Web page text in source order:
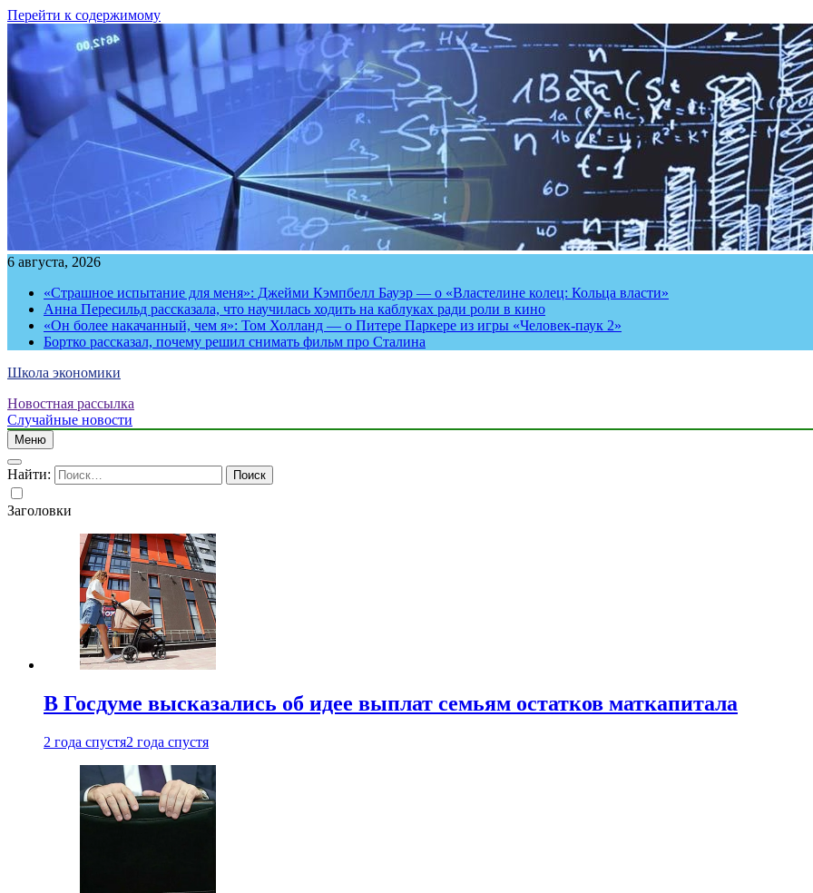
Перейти к содержимому
6 августа, 2026
«Страшное испытание для меня»: Джейми Кэмпбелл Бауэр — о «Властелине колец: Кольца власти»
Анна Пересильд рассказала, что научилась ходить на каблуках ради роли в кино
«Он более накачанный, чем я»: Том Холланд — о Питере Паркере из игры «Человек-паук 2»
Бортко рассказал, почему решил снимать фильм про Сталина
Школа экономики
Новостная рассылка
Случайные новости
Меню
Найти:
Заголовки
В Госдуме высказались об идее выплат семьям остатков маткапитала
2 года спустя2 года спустя